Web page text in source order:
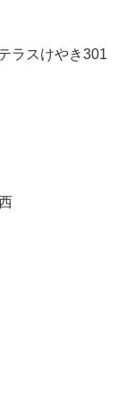
ラスけやき301